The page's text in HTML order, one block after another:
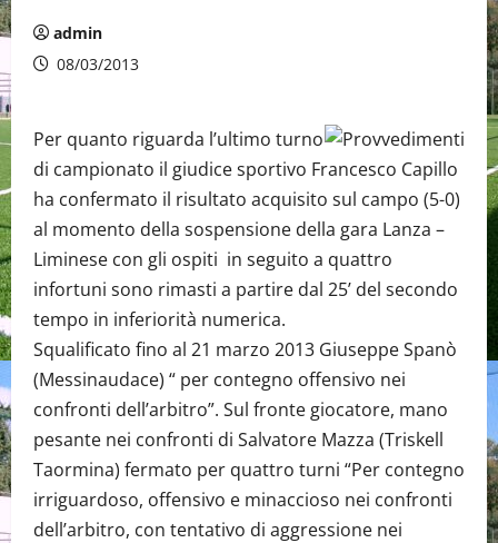
admin
08/03/2013
Per quanto riguarda l’ultimo turno
di campionato il giudice sportivo Francesco Capillo
ha confermato il risultato acquisito sul campo (5-0)
al momento della sospensione della gara Lanza –
Liminese con gli ospiti in seguito a quattro
infortuni sono rimasti a partire dal 25’ del secondo
tempo in inferiorità numerica.
Squalificato fino al 21 marzo 2013 Giuseppe Spanò
(Messinaudace) “ per contegno offensivo nei
confronti dell’arbitro”. Sul fronte giocatore, mano
pesante nei confronti di Salvatore Mazza (Triskell
Taormina) fermato per quattro turni “Per contegno
irriguardoso, offensivo e minaccioso nei confronti
dell’arbitro, con tentativo di aggressione nei